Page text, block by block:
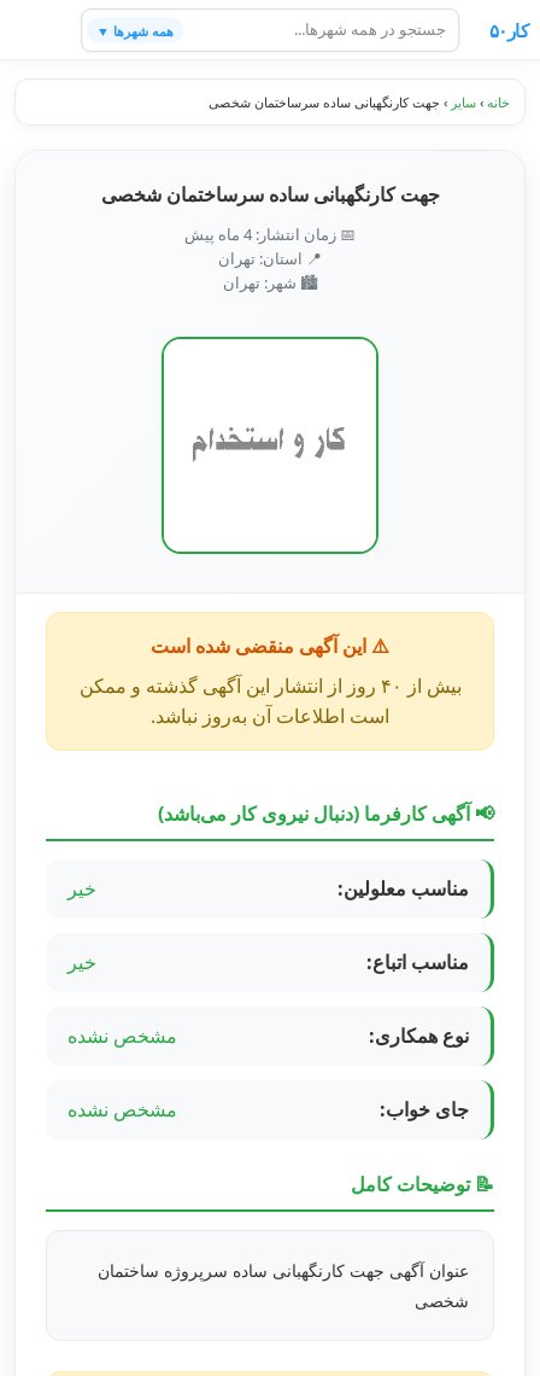
کار۵۰ همه شهرها ▼
خانه › سایر › جهت کارنگهبانی ساده سرساختمان شخصی
جهت کارنگهبانی ساده سرساختمان شخصی
📅 زمان انتشار: 4 ماه پیش
📍 استان: تهران
🏙️ شهر: تهران
⚠️ این آگهی منقضی شده است
بیش از ۴۰ روز از انتشار این آگهی گذشته و ممکن
است اطلاعات آن به‌روز نباشد.
📢 آگهی کارفرما (دنبال نیروی کار می‌باشد)
مناسب معلولین: خیر
مناسب اتباع: خیر
نوع همکاری: مشخص نشده
جای خواب: مشخص نشده
📝 توضیحات کامل
عنوان آگهی جهت کارنگهبانی ساده سرپروژه ساختمان
شخصی